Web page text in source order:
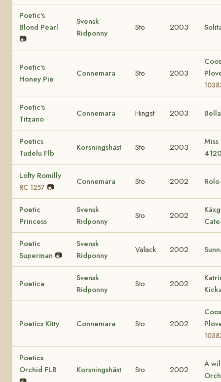
Poetic's
Blond Pearl
📷
Svensk
Ridponny
Sto 2003
Poetic's
Honey Pie
Connemara Sto 2003
Poetic's
Titzano
Connemara Hingst 2003
Poetics
Tudelu Flb
Korsningshäst Sto 2003
Miss
Lofty Romilly
RC 1257 📷
Connemara Sto 2002 Rolo
Poetic
Princess
Svensk
Ridponny
Sto 2002
Cate
Poetic
Superman 📷
Svensk
Ridponny
Valack 2002
Poetica
Svensk
Ridponny
Sto 2002
Poetics Kitty Connemara Sto 2002
Poetics
Orchid FLB
Korsningshäst Sto 2002
A